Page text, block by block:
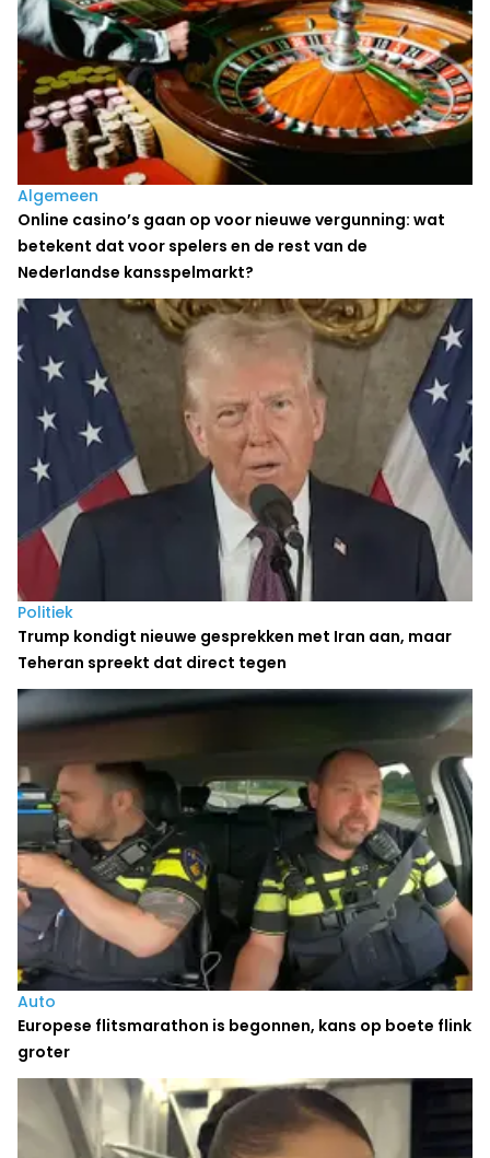
Algemeen
Online casino’s gaan op voor nieuwe vergunning: wat
betekent dat voor spelers en de rest van de
Nederlandse kansspelmarkt?
Politiek
Trump kondigt nieuwe gesprekken met Iran aan, maar
Teheran spreekt dat direct tegen
Auto
Europese flitsmarathon is begonnen, kans op boete flink
groter